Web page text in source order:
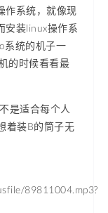
作系统，就像现
安装linux操作系
系统的机子一
的时候看看最
是适合每个人
着装B的筒子无
89811004.mp3?